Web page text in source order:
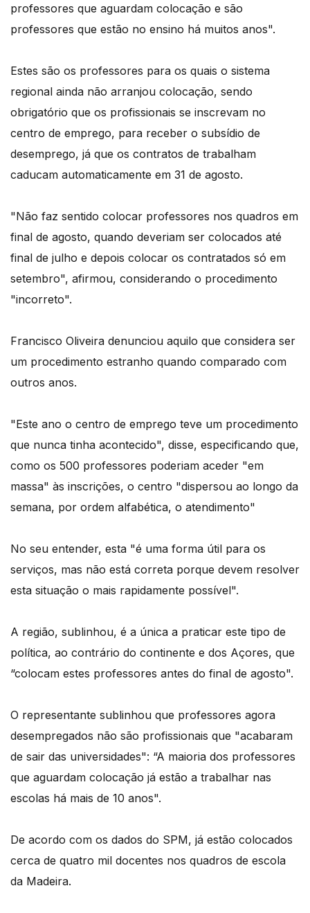
professores que aguardam colocação e são
professores que estão no ensino há muitos anos".
Estes são os professores para os quais o sistema
regional ainda não arranjou colocação, sendo
obrigatório que os profissionais se inscrevam no
centro de emprego, para receber o subsídio de
desemprego, já que os contratos de trabalham
caducam automaticamente em 31 de agosto.
"Não faz sentido colocar professores nos quadros em
final de agosto, quando deveriam ser colocados até
final de julho e depois colocar os contratados só em
setembro", afirmou, considerando o procedimento
"incorreto".
Francisco Oliveira denunciou aquilo que considera ser
um procedimento estranho quando comparado com
outros anos.
"Este ano o centro de emprego teve um procedimento
que nunca tinha acontecido", disse, especificando que,
como os 500 professores poderiam aceder "em
massa" às inscrições, o centro "dispersou ao longo da
semana, por ordem alfabética, o atendimento"
No seu entender, esta "é uma forma útil para os
serviços, mas não está correta porque devem resolver
esta situação o mais rapidamente possível".
A região, sublinhou, é a única a praticar este tipo de
política, ao contrário do continente e dos Açores, que
“colocam estes professores antes do final de agosto".
O representante sublinhou que professores agora
desempregados não são profissionais que "acabaram
de sair das universidades": “A maioria dos professores
que aguardam colocação já estão a trabalhar nas
escolas há mais de 10 anos".
De acordo com os dados do SPM, já estão colocados
cerca de quatro mil docentes nos quadros de escola
da Madeira.